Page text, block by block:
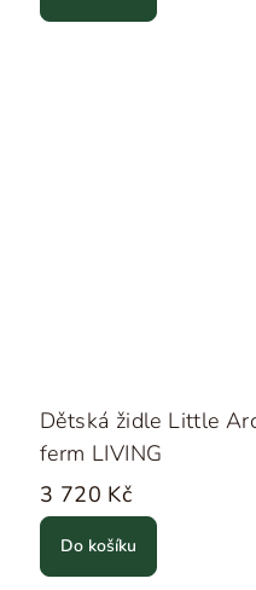
Dětská židle Little
ferm LIVING
3 720 Kč
Do košíku